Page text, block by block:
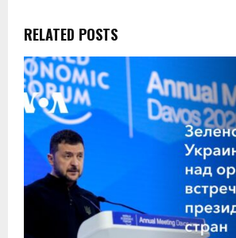
RELATED POSTS